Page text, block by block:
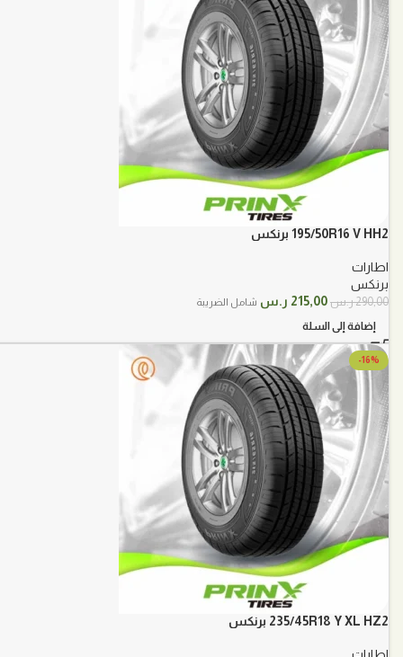
195/50R16 V HH2 برنكس
اطارات
برنكس
290,00ر.س السعر
هو:
290,00 ر.س.
215,00 ر.س السعر
215,00 ر.س.
شامل الضريبة
إضافة إلى السلة
-16%
235/45R18 Y XL HZ2 برنكس